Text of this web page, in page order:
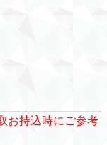
お持込時にご参考